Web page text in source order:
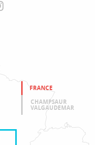
FRANCE
CHAMPSAUR
VALGAUDEMAR